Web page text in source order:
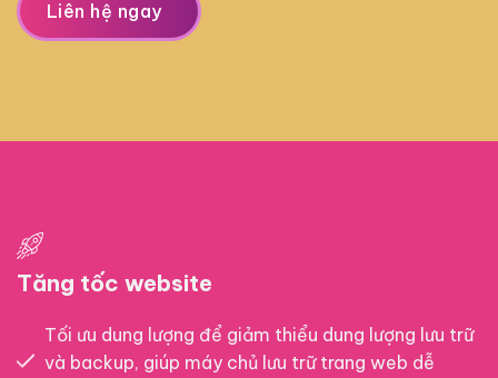
Liên hệ ngay
Tăng tốc website
Tối ưu dung lượng để giảm thiểu dung lượng lưu trữ
và backup, giúp máy chủ lưu trữ trang web dễ